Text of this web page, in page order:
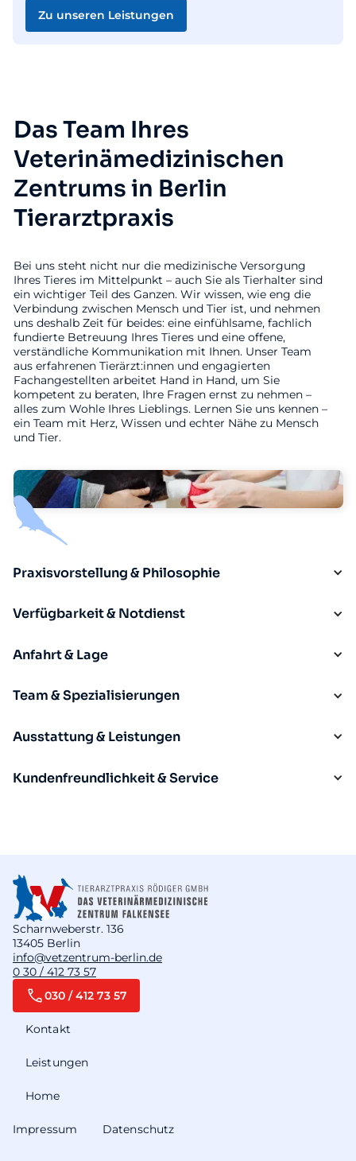
Zu unseren Leistungen
Das Team Ihres
Veterinämedizinischen
Zentrums in Berlin
Tierarztpraxis
Bei uns steht nicht nur die medizinische Versorgung
Ihres Tieres im Mittelpunkt – auch Sie als Tierhalter sind
ein wichtiger Teil des Ganzen. Wir wissen, wie eng die
Verbindung zwischen Mensch und Tier ist, und nehmen
uns deshalb Zeit für beides: eine einfühlsame, fachlich
fundierte Betreuung Ihres Tieres und eine offene,
verständliche Kommunikation mit Ihnen. Unser Team
aus erfahrenen Tierärzt:innen und engagierten
Fachangestellten arbeitet Hand in Hand, um Sie
kompetent zu beraten, Ihre Fragen ernst zu nehmen –
alles zum Wohle Ihres Lieblings. Lernen Sie uns kennen –
ein Team mit Herz, Wissen und echter Nähe zu Mensch
und Tier.
Praxisvorstellung & Philosophie
Verfügbarkeit & Notdienst
Anfahrt & Lage
Team & Spezialisierungen
Ausstattung & Leistungen
Kundenfreundlichkeit & Service
Scharnweberstr. 136
13405 Berlin
info@vetzentrum-berlin.de
0 30 / 412 73 57
Home
Leistungen
Kontakt
030 / 412 73 57
Impressum Datenschutz